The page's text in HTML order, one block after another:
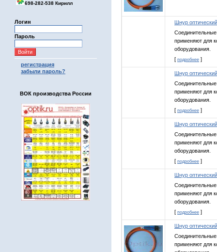
698-282-538 Кирилл
Логин
Пароль
регистрация
забыли пароль?
ВОК производства России
Шнур
применяют для
оборудования.
[ подробнее ]
Шнур
применяют для
оборудования.
[ подробнее ]
Шнур
применяют для
оборудования.
[ подробнее ]
Шнур
применяют для
оборудования.
[ подробнее ]
Шнур
применяют для